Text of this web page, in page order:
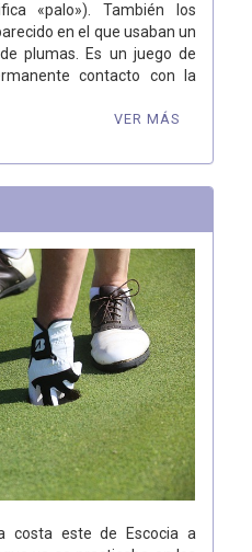
«palo»). También los
en el que usaban un
plumas. Es un juego de
contacto con la
VER MÁS
costa este de Escocia a